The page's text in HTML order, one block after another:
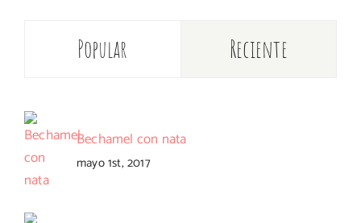
Popular Reciente
Bechamel con nata
mayo 1st, 2017